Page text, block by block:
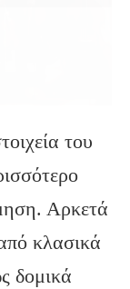
του
Αρκετά
κλασικά
δομικά